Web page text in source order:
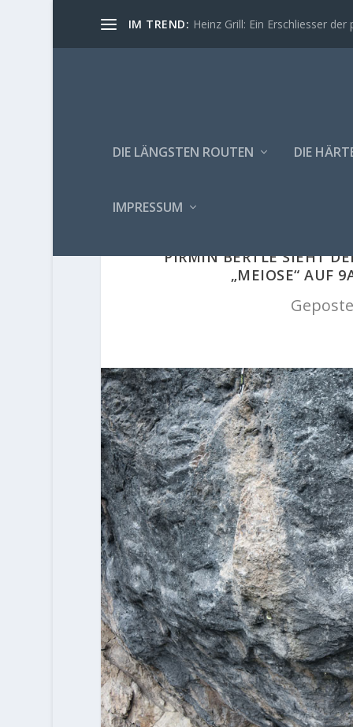
IM TREND: Heinz Grill: Ein Erschliesser der
DIE LÄNGSTEN ROUTEN DIE
IMPRESSUM
PIRMIN BERTLE SIEHT
„MEIOSE“ AUF